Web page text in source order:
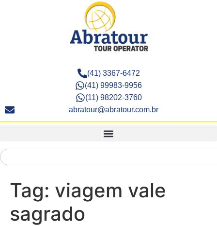
(41) 3367-6472
(41) 99983-9956
(11) 98202-3760
abratour@abratour.com.br
Tag: viagem vale
sagrado